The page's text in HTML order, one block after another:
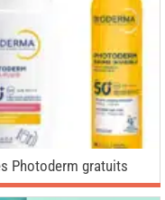
Photoderm gratuits